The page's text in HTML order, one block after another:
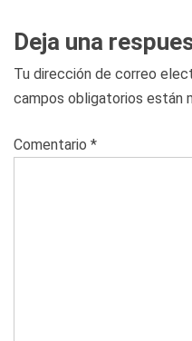
Deja una
Tu dirección de correo
campos obligatorios están
Comentario *